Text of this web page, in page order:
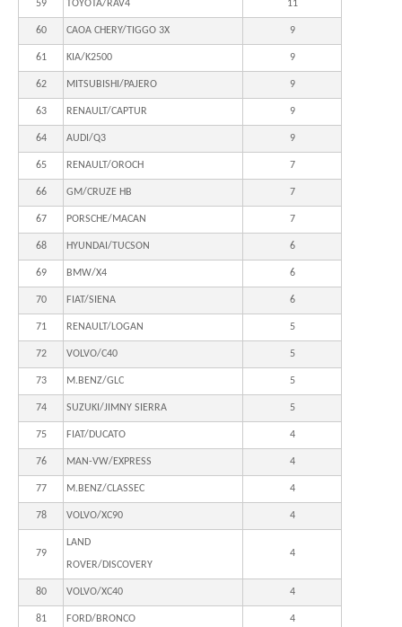
59 TOYOTA/RAV4 11
60 CAOA CHERY/TIGGO 3X 9
61 KIA/K2500 9
62 MITSUBISHI/PAJERO 9
63 RENAULT/CAPTUR 9
64 AUDI/Q3 9
65 RENAULT/OROCH 7
66 GM/CRUZE HB 7
67 PORSCHE/MACAN 7
68 HYUNDAI/TUCSON 6
69 BMW/X4 6
70 FIAT/SIENA 6
71 RENAULT/LOGAN 5
72 VOLVO/C40 5
73 M.BENZ/GLC 5
74 SUZUKI/JIMNY SIERRA 5
75 FIAT/DUCATO 4
76 MAN-VW/EXPRESS 4
77 M.BENZ/CLASSEC 4
78 VOLVO/XC90 4
79
LAND
ROVER/DISCOVERY
4
80 VOLVO/XC40 4
81 FORD/BRONCO 4